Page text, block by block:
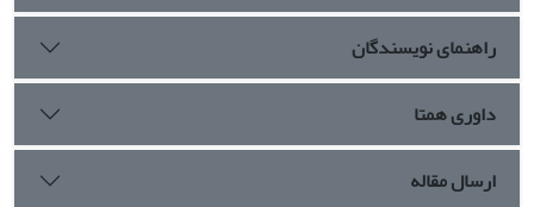
راهنمای نویسندگان
داوری همتا
ارسال مقاله